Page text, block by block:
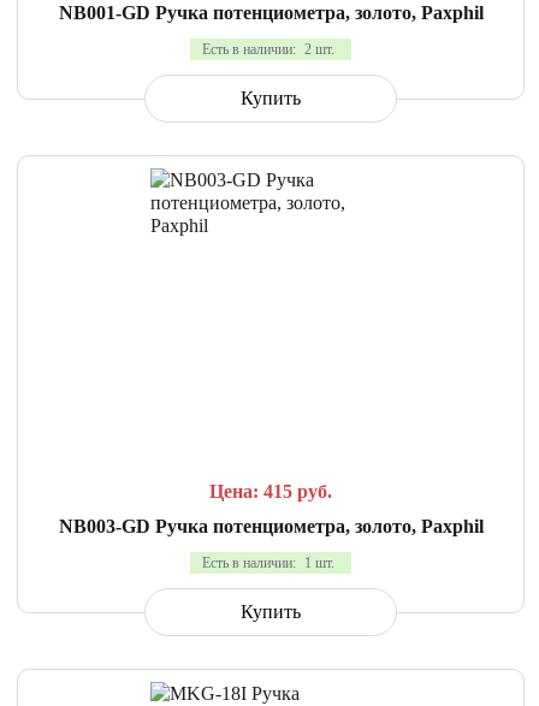
NB001-GD Ручка потенциометра, золото, Paxphil
Есть в наличии: 2 шт.
Купить
Цена: 415 руб.
NB003-GD Ручка потенциометра, золото, Paxphil
Есть в наличии: 1 шт.
Купить